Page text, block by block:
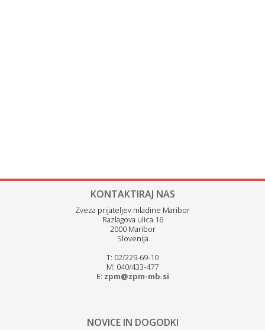
KONTAKTIRAJ NAS
Zveza prijateljev mladine Maribor
Razlagova ulica 16
2000 Maribor
Slovenija
T: 02/229-69-10
M: 040/433-477
E: zpm@zpm-mb.si
NOVICE IN DOGODKI